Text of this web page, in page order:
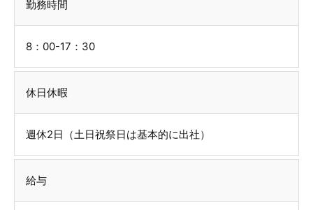
勤務時間
8：00-17：30
休日休暇
週休2日（土日祝祭日は基本的に出社）
給与